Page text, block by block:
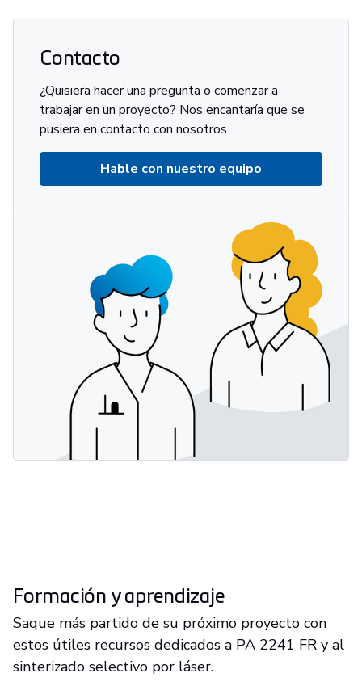
Contacto
¿Quisiera hacer una pregunta o comenzar a
trabajar en un proyecto? Nos encantaría que se
pusiera en contacto con nosotros.
Hable con nuestro equipo
Formación y aprendizaje
Saque más partido de su próximo proyecto con
estos útiles recursos dedicados a PA 2241 FR y al
sinterizado selectivo por láser.